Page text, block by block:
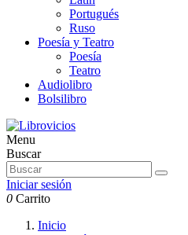
Portugués
Ruso
Poesía y Teatro
Poesía
Teatro
Audiolibro
Bolsilibro
Menu
Buscar
Iniciar sesión
0 Carrito
Inicio